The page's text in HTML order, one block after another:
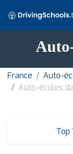
France
Auto-
Auto-écoles
Top